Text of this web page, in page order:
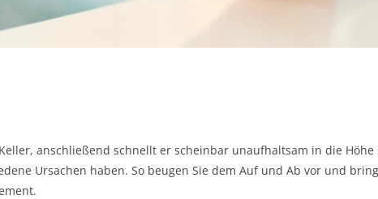
anschließend schnellt er scheinbar unaufhaltsam in die Höhe
Ursachen haben. So beugen Sie dem Auf und Ab vor und